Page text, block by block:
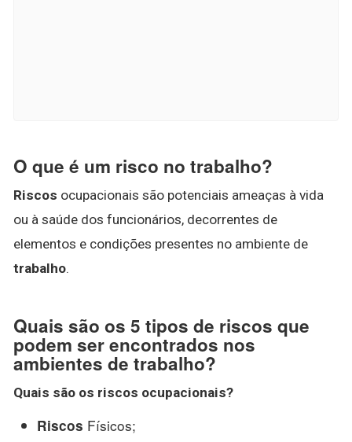
O que é um risco no trabalho?
Riscos ocupacionais são potenciais ameaças à vida
ou à saúde dos funcionários, decorrentes de
elementos e condições presentes no ambiente de
trabalho.
Quais são os 5 tipos de riscos que
podem ser encontrados nos
ambientes de trabalho?
Quais são os riscos ocupacionais?
Riscos Físicos;